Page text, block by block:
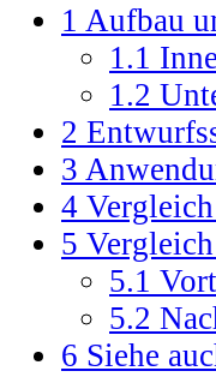
1 Aufbau
1.1
1.2
2
3
4
5
5.1
5.2
6 Siehe